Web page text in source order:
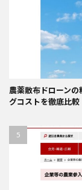
農薬散布ドローン
グコストを徹底比較